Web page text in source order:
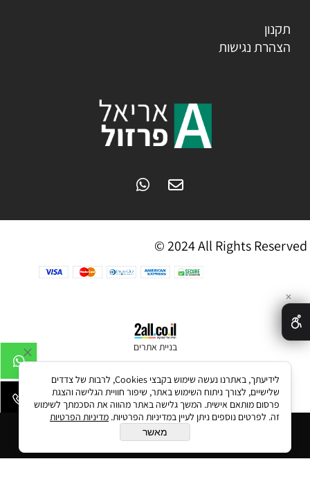
הוסף לסל
תקנון
הצהרת נגישות
© 2024 All Rights Reserved
בניית אתרים
✕
לידיעתך, באתרנו נעשה שימוש בקבצי Cookies, לרבות של צדדים
שלישיים, לצורך ניתוח השימוש באתר, שיפור חוויית הגלישה והצגת
פרסום מותאם אישית. המשך גלישה באתר מהווה את הסכמתך לשימוש
זה. לפרטים נוספים ניתן לעיין במדיניות הפרטיות. מדיניות הפרטיות
מאשר